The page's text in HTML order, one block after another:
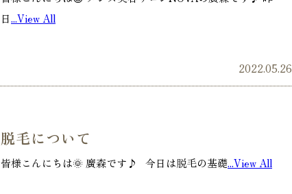
日...View All
2022.05.26
脱毛について
皆様こんにちは🌞 廣森です♪ 今日は脱毛の基礎...View All